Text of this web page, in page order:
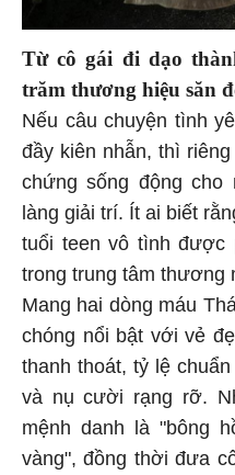
Từ cô gái đi dạo
trăm thương hiệu săn
Nếu câu chuyện tình
đầy kiên nhẫn, thì
chứng sống động cho
làng giải trí. Ít ai biết
tuổi teen vô tình được
trong trung tâm thương
Mang hai dòng máu
chóng nổi bật với vẻ
thanh thoát, tỷ lệ
và nụ cười rạng rỡ.
mệnh danh là "bông
vàng", đồng thời đưa